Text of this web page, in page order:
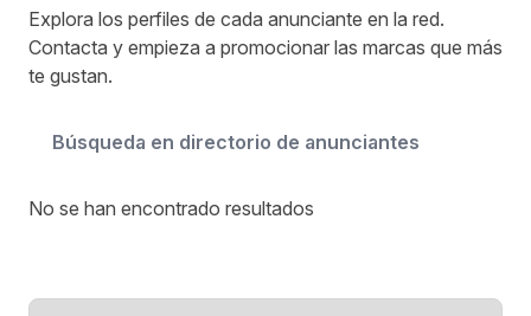
Explora los perfiles de cada anunciante en la red.
Contacta y empieza a promocionar las marcas que más
te gustan.
No se han encontrado resultados